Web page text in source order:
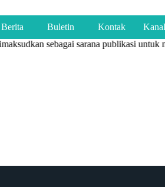
Berita Buletin Kontak
sebagai sarana publikasi untuk